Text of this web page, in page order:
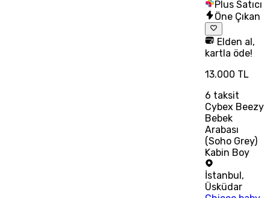
Plus Satıcı
Öne Çıkan
Elden al,
kartla öde!
13.000 TL
6 taksit
Cybex Beezy
Bebek
Arabası
(Soho Grey)
Kabin Boy
İstanbul ,
Üsküdar